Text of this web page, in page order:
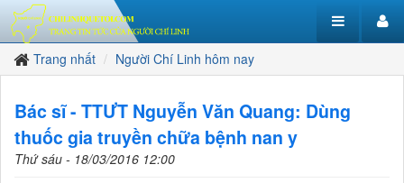
Trang nhất Người Chí Linh hôm nay
Bác sĩ - TTƯT Nguyễn Văn Quang: Dùng
thuốc gia truyền chữa bệnh nan y
Thứ sáu - 18/03/2016 12:00